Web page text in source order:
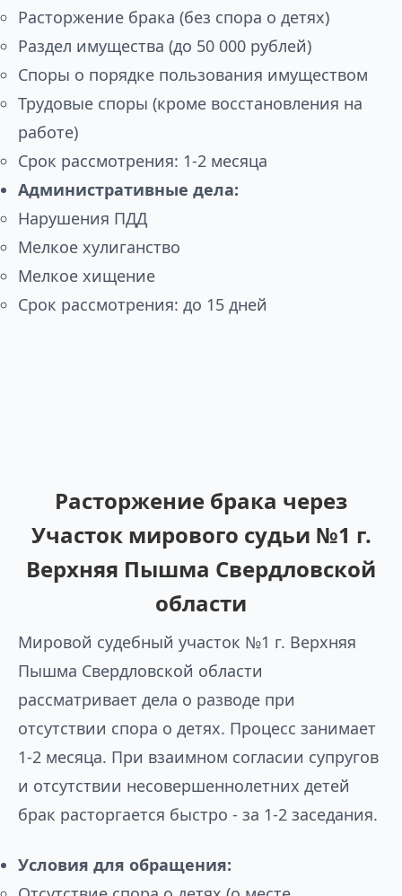
Расторжение брака (без спора о детях)
Раздел имущества (до 50 000 рублей)
Споры о порядке пользования имуществом
Трудовые споры (кроме восстановления на
работе)
Срок рассмотрения: 1-2 месяца
Административные дела:
Нарушения ПДД
Мелкое хулиганство
Мелкое хищение
Срок рассмотрения: до 15 дней
Расторжение брака через
Участок мирового судьи №1 г.
Верхняя Пышма Свердловской
области
Мировой судебный участок №1 г. Верхняя
Пышма Свердловской области
рассматривает дела о разводе при
отсутствии спора о детях. Процесс занимает
1-2 месяца. При взаимном согласии супругов
и отсутствии несовершеннолетних детей
брак расторгается быстро - за 1-2 заседания.
Условия для обращения: